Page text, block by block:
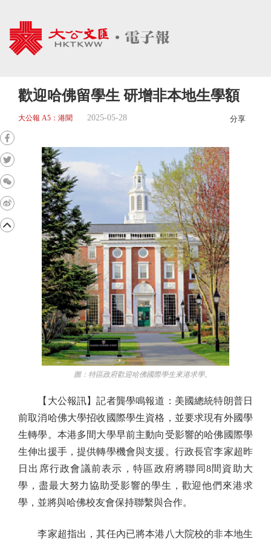
歡迎哈佛留學生 研增非本地生學額
大公報 A5：港聞 2025-05-28 分享
圖：特區政府歡迎哈佛國際學生來港求學。
【大公報訊】記者龔學鳴報道：美國總統特朗普日
前取消哈佛大學招收國際學生資格，並要求現有外國學
生轉學。本港多間大學早前主動向受影響的哈佛國際學
生伸出援手，提供轉學機會與支援。行政長官李家超昨
日出席行政會議前表示，特區政府將聯同8間資助大
學，盡最大努力協助受影響的學生，歡迎他們來港求
學，並將與哈佛校友會保持聯繫與合作。
李家超指出，其任內已將本港八大院校的非本地生